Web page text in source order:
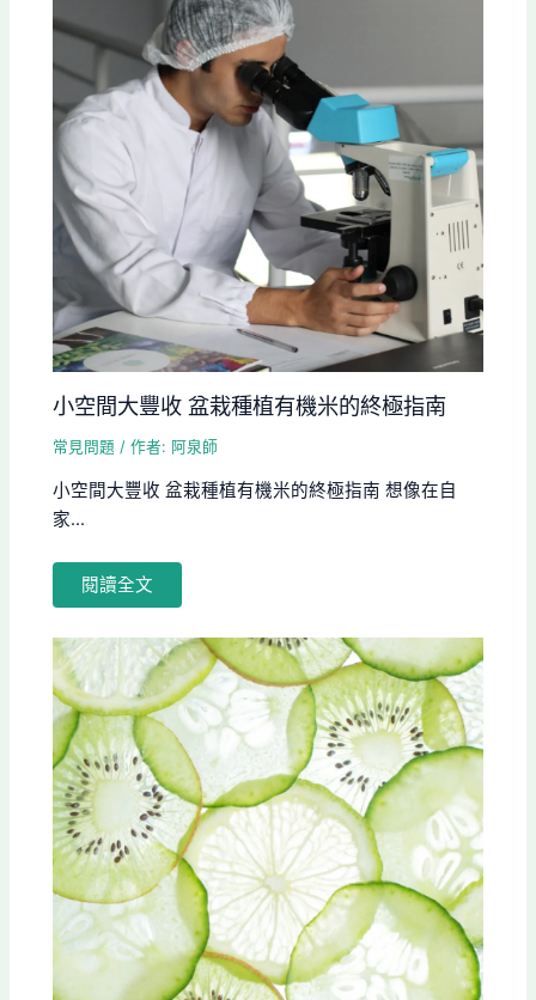
小空間大豐收 盆栽種植有機米的終極指南
常見問題 / 作者: 阿泉師
小空間大豐收 盆栽種植有機米的終極指南 想像在自
家...
閱讀全文